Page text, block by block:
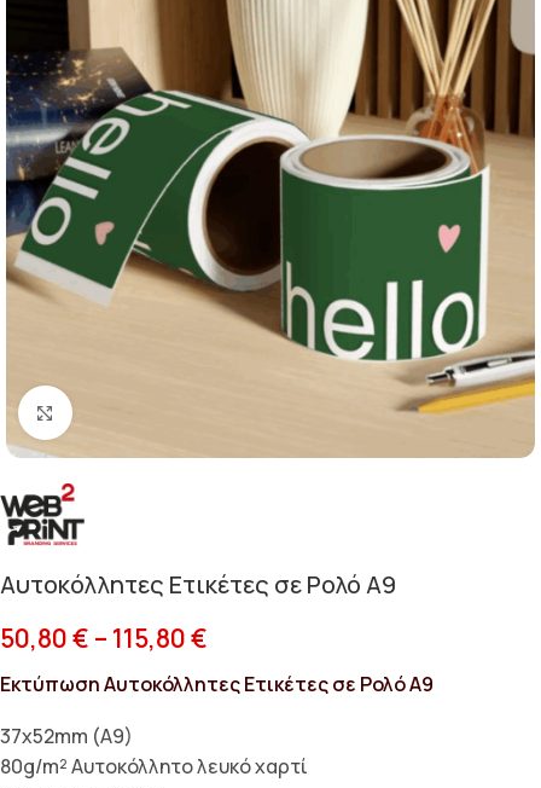
Κλικ για μεγέθυνση
Αυτοκόλλητες Ετικέτες σε Ρολό Α9
50,80€ – 115,80€
Εκτύπωση Αυτοκόλλητες Ετικέτες σε Ρολό Α9
37x52mm (A9)
80g/m² Αυτοκόλλητο λευκό χαρτί